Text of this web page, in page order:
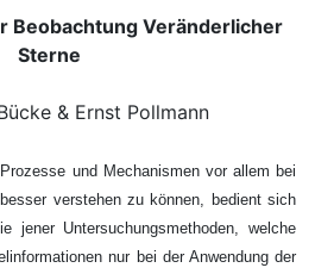
Beobachtung Veränderlicher
Sterne
& Ernst Pollmann
und Mechanismen vor allem bei
verstehen zu können, bedient sich
jener Untersuchungsmethoden, welche
nur bei der Anwendung der